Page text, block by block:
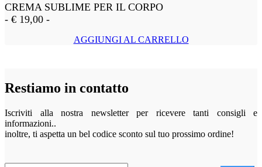
CREMA SUBLIME PER IL CORPO
- € 19,00 -
AGGIUNGI AL CARRELLO
Restiamo in contatto
Iscriviti alla nostra newsletter per ricevere tanti consigli e
informazioni..
inoltre, ti aspetta un bel codice sconto sul tuo prossimo ordine!